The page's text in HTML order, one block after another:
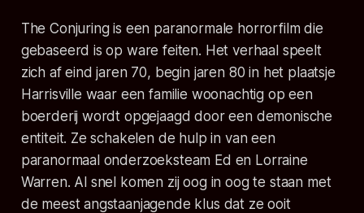
The Conjuring is een paranormale horrorfilm die
gebaseerd is op ware feiten. Het verhaal speelt
zich af eind jaren 70, begin jaren 80 in het plaatsje
Harrisville waar een familie woonachtig op een
boerderij wordt opgejaagd door een demonische
entiteit. Ze schakelen de hulp in van een
paranormaal onderzoeksteam Ed en Lorraine
Warren. Al snel komen zij oog in oog te staan met
de meest angstaanjagende klus dat ze ooit